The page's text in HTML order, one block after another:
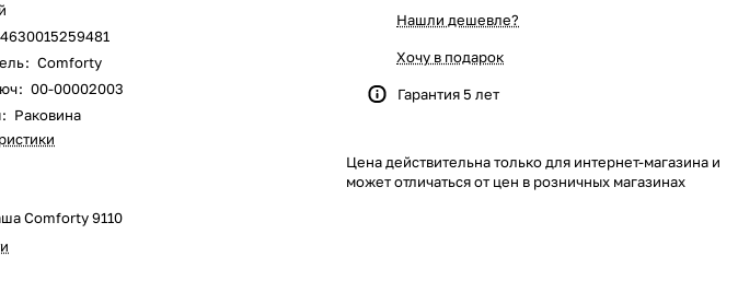
4630015259481
: Comforty
: 00-00002003
: Раковина
Comforty 9110
Нашли дешевле?
Хочу в подарок
Гарантия 5 лет
Цена действительна только для интернет-магазина и
может отличаться от цен в розничных магазинах